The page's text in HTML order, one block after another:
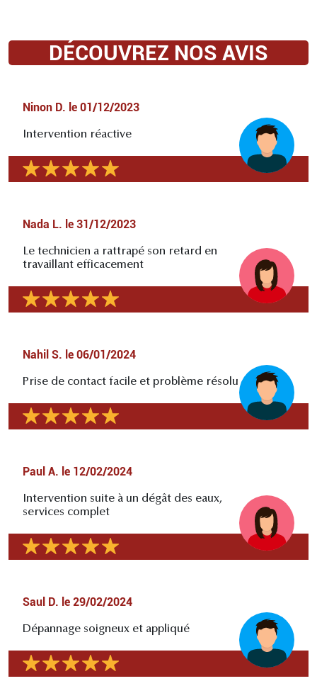
DÉCOUVREZ NOS AVIS
Ninon D. le 01/12/2023
Intervention réactive
Nada L. le 31/12/2023
Le technicien a rattrapé son retard en
travaillant efficacement
Nahil S. le 06/01/2024
Prise de contact facile et problème résolu
Paul A. le 12/02/2024
Intervention suite à un dégât des eaux,
services complet
Saul D. le 29/02/2024
Dépannage soigneux et appliqué